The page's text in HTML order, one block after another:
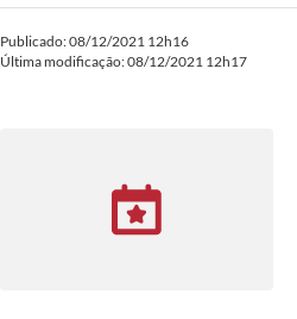
Publicado: 08/12/2021 12h16
Última modificação: 08/12/2021 12h17